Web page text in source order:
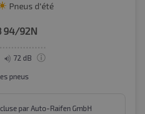
Pneus d'été
94/92N
72 dB
pneus
par Auto-Raifen GmbH